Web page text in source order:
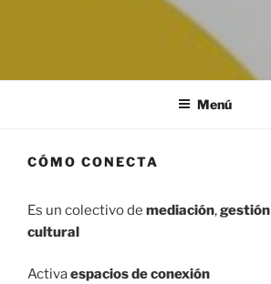
CÓMO CONECTA
Mediación, gestión y comunicación cultural
Menú
CÓMO CONECTA
Es un colectivo de mediación,gestión
cultural
Activaespacios de conexión